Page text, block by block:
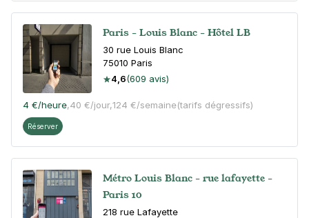
Paris - Louis Blanc - Hôtel LB
30 rue Louis Blanc
75010 Paris
4,6(609 avis)
4 €/heure,40 €/jour,124 €/semaine(tarifs dégressifs)
Réserver
Métro Louis Blanc - rue lafayette -
Paris 10
218 rue Lafayette